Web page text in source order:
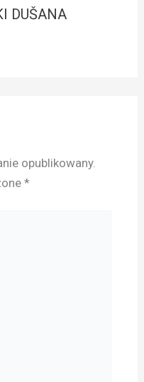
DUŠANA
opublikowany.
*